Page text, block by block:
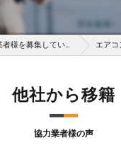
エアコン工事協力業者様を募集している株式会社AEグループ エアコン
協力業者様の声
他社から移籍